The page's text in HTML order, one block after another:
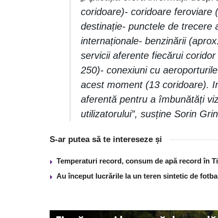
coridoare)- coridoare
destinație- punctele de trecere
internaționale- benzinării
servicii aferente fiecărui
250)- conexiuni cu
acest moment (13 coridoare).
aferentă pentru a îmbunătăți
utilizatorului”, susține Sorin
S-ar putea să te intereseze și
Temperaturi record, consum de apă record în
Au început lucrările la un teren sintetic de